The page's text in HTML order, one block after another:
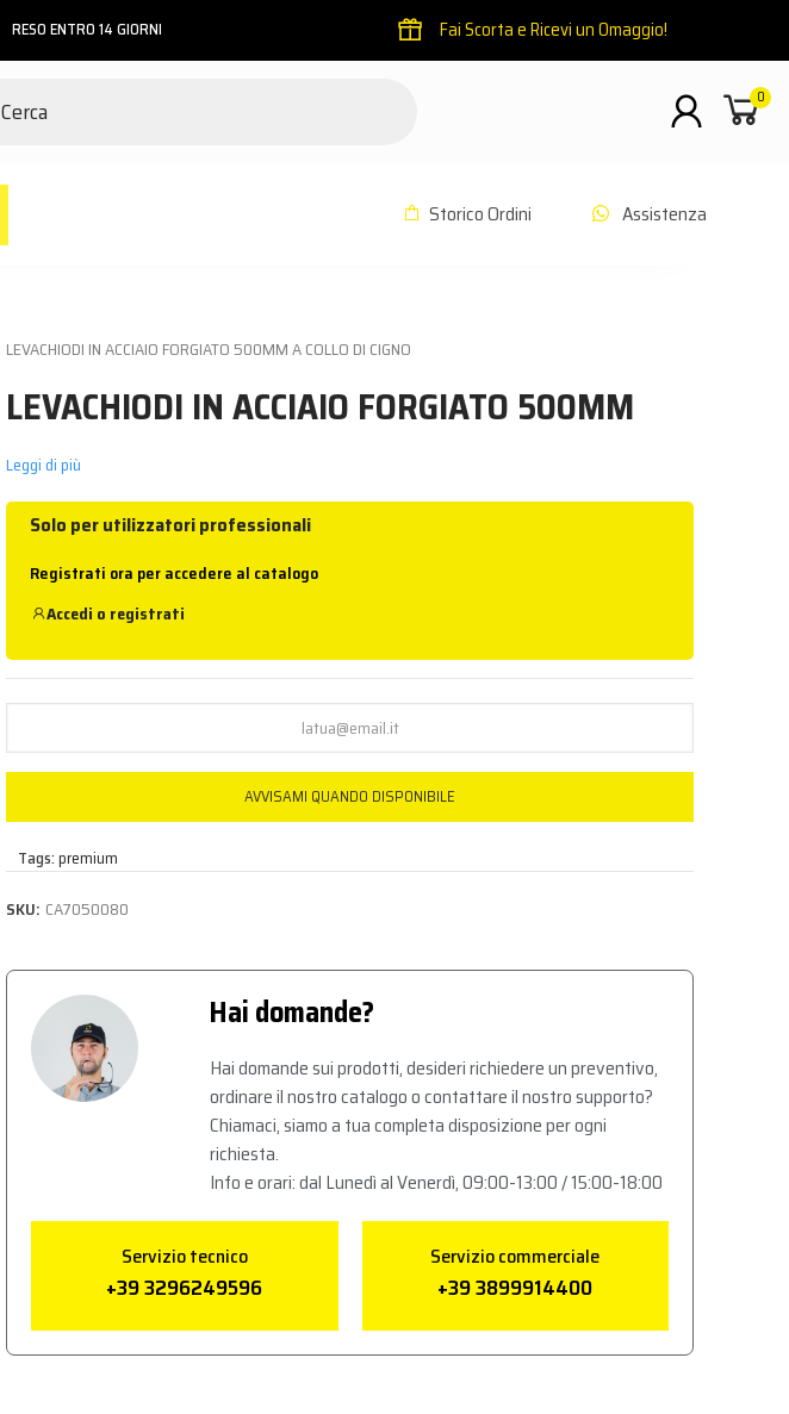
RESO ENTRO 14 GIORNI Fai Scorta e Ricevi un Omaggio!
Cerca 0
Storico Ordini Assistenza
LEVACHIODI IN ACCIAIO FORGIATO 500MM A COLLO DI CIGNO
LEVACHIODI IN ACCIAIO FORGIATO 500MM
Leggi di più
Solo per utilizzatori professionali
Registrati ora per accedere al catalogo
Accedi o registrati
AVVISAMI QUANDO DISPONIBILE
Tags:premium
SKU: CA7050080
Hai domande?
Hai domande sui prodotti, desideri richiedere un preventivo,
ordinare il nostro catalogo o contattare il nostro supporto?
Chiamaci, siamo a tua completa disposizione per ogni
richiesta.
Info e orari: dal Lunedì al Venerdì, 09:00-13:00 / 15:00-18:00
Servizio tecnico
+39 3296249596
Servizio commerciale
+39 3899914400